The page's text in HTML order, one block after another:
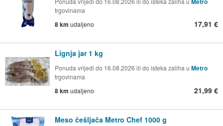
trgovinama
8 km udaljeno 17,91 €
Lignja jar 1 kg
Ponuda vrijedi do 16.08.2026 ili do isteka zaliha u Metro
trgovinama
8 km udaljeno 21,99 €
Meso češljača Metro Chef 1000 g